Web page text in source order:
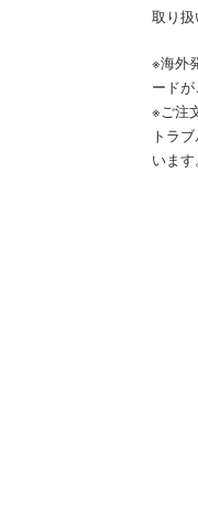
取り扱
※海外
ードが
※ご注
トラ
います。